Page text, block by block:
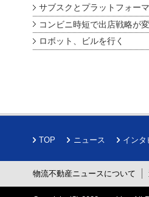
サブスクとプラットフォー
コンビニ時短で出店戦略が
ロボット、ビルを行く
TOP
ニュース インタ
物流不動産ニュースについて